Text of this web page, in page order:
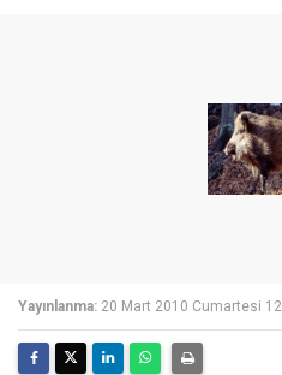
Yayınlanma: 20 Mart 2010 Cumartesi